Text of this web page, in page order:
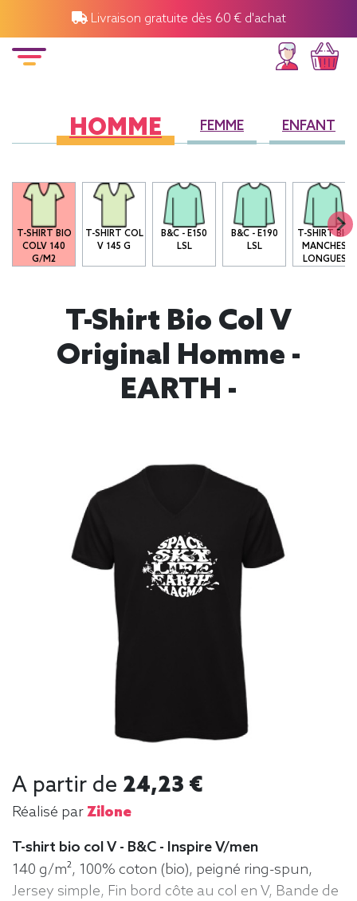
Livraison gratuite dès 60 € d'achat
HOMME FEMME ENFANT
T-SHIRT BIO
COLV 140
G/M2
T-SHIRT COL
V 145 G
B&C - E150
LSL
B&C - E190
LSL
T-SHIRT BIO
MANCHES
LONGUES
T-Shirt Bio Col V
Original Homme -
EARTH -
A partir de 24,23 €
Réalisé parZilone
T-shirt bio col V - B&C - Inspire V/men
140 g/m², 100% coton (bio), peigné ring-spun,
Jersey simple, Fin bord côte au col en V, Bande de